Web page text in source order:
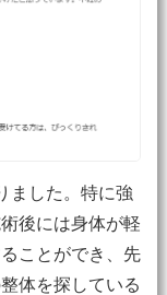
ました。特に強
後には身体が軽
ことができ、先
体を探している